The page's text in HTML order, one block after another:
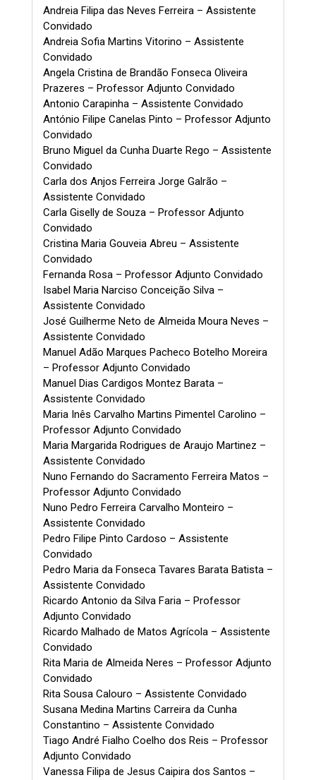
Andreia Filipa das Neves Ferreira – Assistente
Convidado
Andreia Sofia Martins Vitorino – Assistente
Convidado
Angela Cristina de Brandão Fonseca Oliveira
Prazeres – Professor Adjunto Convidado
Antonio Carapinha – Assistente Convidado
António Filipe Canelas Pinto – Professor Adjunto
Convidado
Bruno Miguel da Cunha Duarte Rego – Assistente
Convidado
Carla dos Anjos Ferreira Jorge Galrão –
Assistente Convidado
Carla Giselly de Souza – Professor Adjunto
Convidado
Cristina Maria Gouveia Abreu – Assistente
Convidado
Fernanda Rosa – Professor Adjunto Convidado
Isabel Maria Narciso Conceição Silva –
Assistente Convidado
José Guilherme Neto de Almeida Moura Neves –
Assistente Convidado
Manuel Adão Marques Pacheco Botelho Moreira
– Professor Adjunto Convidado
Manuel Dias Cardigos Montez Barata –
Assistente Convidado
Maria Inês Carvalho Martins Pimentel Carolino –
Professor Adjunto Convidado
Maria Margarida Rodrigues de Araujo Martinez –
Assistente Convidado
Nuno Fernando do Sacramento Ferreira Matos –
Professor Adjunto Convidado
Nuno Pedro Ferreira Carvalho Monteiro –
Assistente Convidado
Pedro Filipe Pinto Cardoso – Assistente
Convidado
Pedro Maria da Fonseca Tavares Barata Batista –
Assistente Convidado
Ricardo Antonio da Silva Faria – Professor
Adjunto Convidado
Ricardo Malhado de Matos Agrícola – Assistente
Convidado
Rita Maria de Almeida Neres – Professor Adjunto
Convidado
Rita Sousa Calouro – Assistente Convidado
Susana Medina Martins Carreira da Cunha
Constantino – Assistente Convidado
Tiago André Fialho Coelho dos Reis – Professor
Adjunto Convidado
Vanessa Filipa de Jesus Caipira dos Santos –